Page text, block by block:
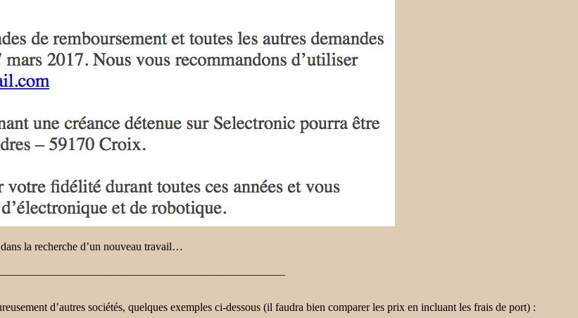
la recherche d’un nouveau travail…
d’autres sociétés, quelques exemples ci-dessous (il faudra bien comparer les prix en incluant les frais de port) :